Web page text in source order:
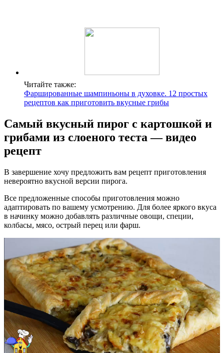
Читайте также:
Фаршированные шампиньоны в духовке. 12 простых
рецептов как приготовить вкусные грибы
Самый вкусный пирог с картошкой и
грибами из слоеного теста — видео
рецепт
В завершение хочу предложить вам рецепт приготовления
невероятно вкусной версии пирога.
Все предложенные способы приготовления можно
адаптировать по вашему усмотрению. Для более яркого вкуса
в начинку можно добавлять различные овощи, специи,
колбасы, мясо, острый перец или фарш.